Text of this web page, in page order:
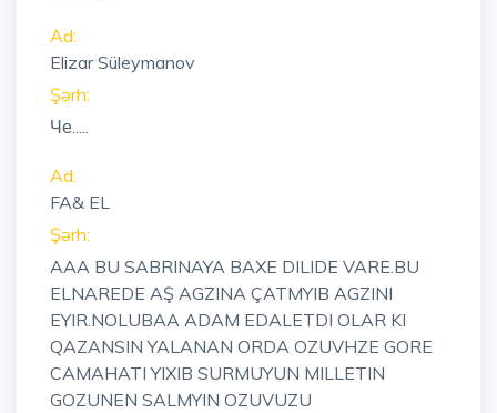
Ad:
Elizar Süleymanov
Şərh:
Че.....
Ad:
FA& EL
Şərh:
AAA BU SABRINAYA BAXE DILIDE VARE.BU
ELNAREDE AŞ AGZINA ÇATMYIB AGZINI
EYIR.NOLUBAA ADAM EDALETDI OLAR KI
QAZANSIN YALANAN ORDA OZUVHZE GORE
CAMAHATI YIXIB SURMUYUN MILLETIN
GOZUNEN SALMYIN OZUVUZU